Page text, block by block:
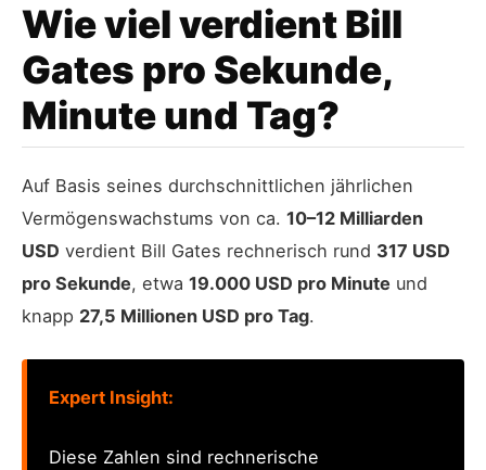
Wie viel verdient Bill
Gates pro Sekunde,
Minute und Tag?
Auf Basis seines durchschnittlichen jährlichen
Vermögenswachstums von ca. 10–12 Milliarden
USD verdient Bill Gates rechnerisch rund 317 USD
pro Sekunde, etwa 19.000 USD pro Minute und
knapp 27,5 Millionen USD pro Tag.
Expert Insight:
Diese Zahlen sind rechnerische